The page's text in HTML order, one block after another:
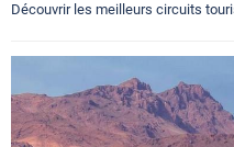
Découvrir les meilleurs circuits